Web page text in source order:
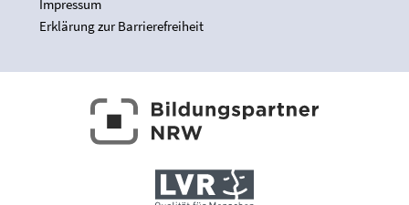
Impressum
Erklärung zur Barrierefreiheit